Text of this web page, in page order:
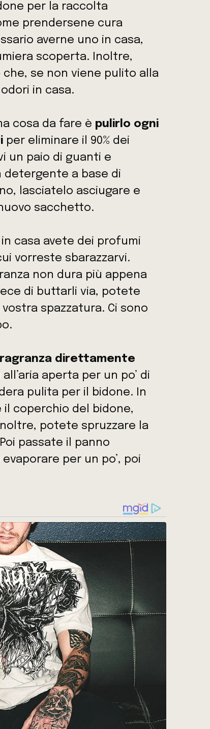
per la raccolta
prendersene cura
averne uno in casa,
scoperta. Inoltre,
se non viene pulito alla
in casa.
cosa da fare è pulirlo ogni
per eliminare il 90% dei
un paio di guanti e
detergente a base di
lasciatelo asciugare e
sacchetto.
casa avete dei profumi
vorreste sbarazzarvi.
non dura più appena
di buttarli via, potete
spazzatura. Ci sono
direttamente
aperta per un po’ di
pulita per il bidone. In
coperchio del bidone,
potete spruzzare la
passate il panno
per un po’, poi